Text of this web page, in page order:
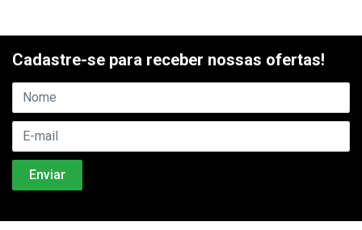
Cadastre-se para receber nossas ofertas!